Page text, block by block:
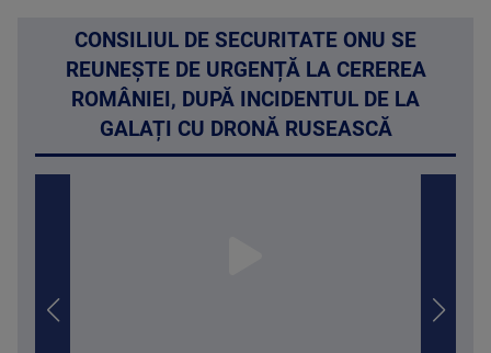
CONSILIUL DE SECURITATE ONU SE
REUNEȘTE DE URGENȚĂ LA CEREREA
ROMÂNIEI, DUPĂ INCIDENTUL DE LA
GALAȚI CU DRONĂ RUSEASCĂ